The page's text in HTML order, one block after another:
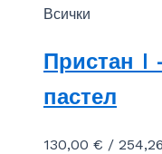
Всички
Пристан I
пастел
130,00 € /